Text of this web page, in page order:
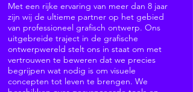
Met een rijke ervaring van meer dan 8 jaar
zijn wij de ultieme partner op het gebied
van professioneel grafisch ontwerp. Ons
uitgebreide traject in de grafische
ontwerpwereld stelt ons in staat om met
vertrouwen te beweren dat we precies
begrijpen wat nodig is om visuele
concepten tot leven te brengen. We